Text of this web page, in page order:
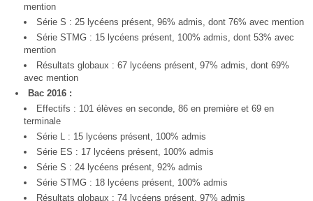
mention
Série S : 25 lycéens présent, 96% admis, dont 76% avec mention
Série STMG : 15 lycéens présent, 100% admis, dont 53% avec
mention
Résultats globaux : 67 lycéens présent, 97% admis, dont 69%
avec mention
Bac 2016 :
Effectifs : 101 élèves en seconde, 86 en première et 69 en
terminale
Série L : 15 lycéens présent, 100% admis
Série ES : 17 lycéens présent, 100% admis
Série S : 24 lycéens présent, 92% admis
Série STMG : 18 lycéens présent, 100% admis
Résultats globaux : 74 lycéens présent, 97% admis